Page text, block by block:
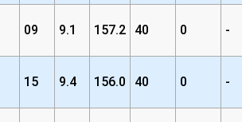
09 9.1 157.2 40 0 -
15 9.4 156.0 40 0 -